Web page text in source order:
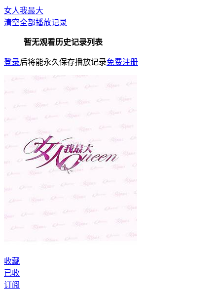
女人我最大
清空全部播放记录
暂无观看历史记录列表
登录后将能永久保存播放记录免费注册
收藏
已收
订阅